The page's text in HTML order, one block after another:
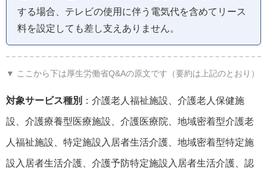
する場合、テレビの使用に伴う電気代を含めてリース
料を設定しても差し支えありません。
▼ ここから下は厚生労働省Q&Aの原文です（要約は上記のとおり）
対象サービス種別 ：介護老人福祉施設、介護老人保健施
設、介護療養型医療施設、介護医療院、地域密着型介護老
人福祉施設、特定施設入居者生活介護、地域密着型特定施
設入居者生活介護、介護予防特定施設入居者生活介護、認